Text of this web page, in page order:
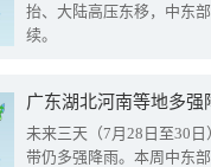
抬、大陆高压东移，中东
续。
广东湖北河南等地多
未来三天（7月28日至30
带仍多强降雨。本周中东